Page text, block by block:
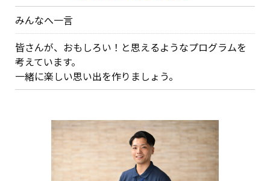
みんなへ一言
皆さんが、おもしろい！と思えるようなプログラムを
考えています。
一緒に楽しい思い出を作りましょう。